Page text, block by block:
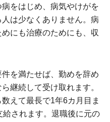
をはじめ、病気やけがを
は少なくありません。病
にも治療のためにも、収
を満たせば、勤めを辞め
継続して受け取れます。
えて最長で1年6カ月目ま
されます。退職後に元の